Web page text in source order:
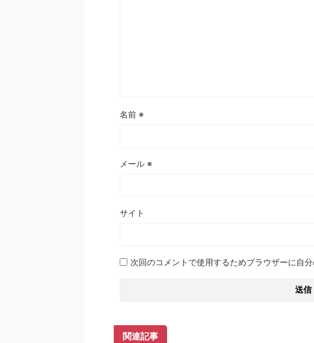
名前 ※
メール ※
サイト
次回のコメントで使用するためブラウザーに自
関連記事